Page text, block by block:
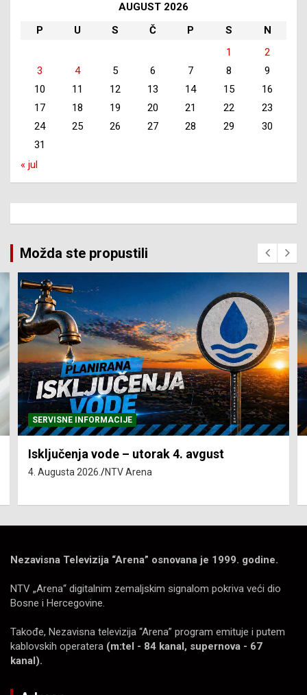
AUGUST 2026
P
U S Č P S
N
1
2
3
4 5 6 7 8
9
10
11 12 13 14 15
16
17
18 19 20 21 22
23
24
25 26 27 28 29
30
31
« jul
Možda ste propustili
SERVISNE INFORMACIJE
Isključenja vode – utorak 4. avgust
4. Augusta 2026. NTV Arena
Nezavisna Televizija “Arena” osnovana je 1999. godine.
NTV „Arena“ digitalnim zemaljskim signalom pokriva veći dio
Bosne i Hercegovine.
Takođe, Nezavisna televizija “Arena” program emituje i putem
kablovskih operatera (m:tel - 84 kanal, supernova - 67
kanal).